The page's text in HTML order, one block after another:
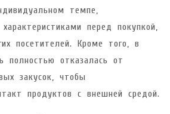
темпе,
перед покупкой,
посетителей. Кроме того, в
полностью отказалась от
закусок, чтобы
продуктов с внешней средой.